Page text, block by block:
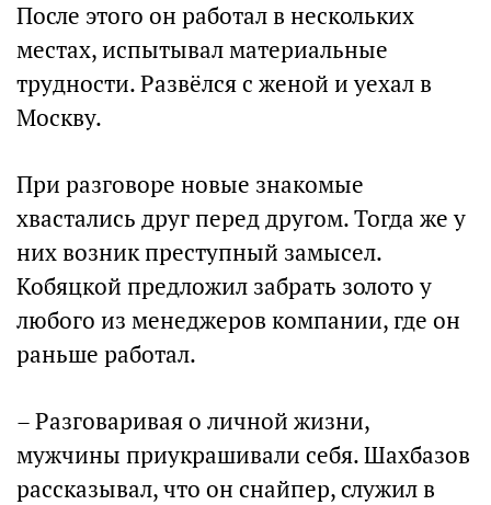
После этого он работал в нескольких
местах, испытывал материальные
трудности. Развёлся с женой и уехал в
Москву.
При разговоре новые знакомые
хвастались друг перед другом. Тогда же у
них возник преступный замысел.
Кобяцкой предложил забрать золото у
любого из менеджеров компании, где он
раньше работал.
– Разговаривая о личной жизни,
мужчины приукрашивали себя. Шахбазов
рассказывал, что он снайпер, служил в